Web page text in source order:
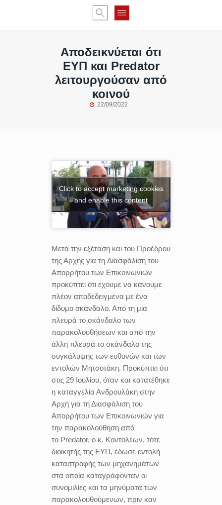
Αποδεικνύεται ότι
ΕΥΠ και Predator
λειτουργούσαν από
κοινού
22/09/2022
Click to accept marketing cookies
and enable this content
Μετά την εξέταση και του Προέδρου
της Αρχής για τη Διασφάλιση του
Απορρήτου των Επικοινωνιών
προκύπτει ότι έχουμε να κάνουμε
πλέον αποδεδειγμένα με ένα
δίδυμο σκάνδαλο. Από τη μια
πλευρά το σκάνδαλο των
παρακολουθήσεων και από την
άλλη πλευρά το σκάνδαλο της
συγκάλυψης των ευθυνών και των
εντολών Μητσοτάκη. Προκύπτει ότι
στις 29 Ιουλίου, όταν και κατατέθηκε
η καταγγελία Ανδρουλάκη στην
Αρχή για τη Διασφάλιση του
Απορρήτου των Επικοινωνιών για
την παρακολούθηση από
το Predator, ο κ. Κοντολέων, τότε
διοικητής της ΕΥΠ, έδωσε εντολή
καταστροφής των μηχανημάτων
στα οποία καταγράφονταν οι
συνομιλίες και τα μηνύματα των
παρακολουθούμενων, πριν καν